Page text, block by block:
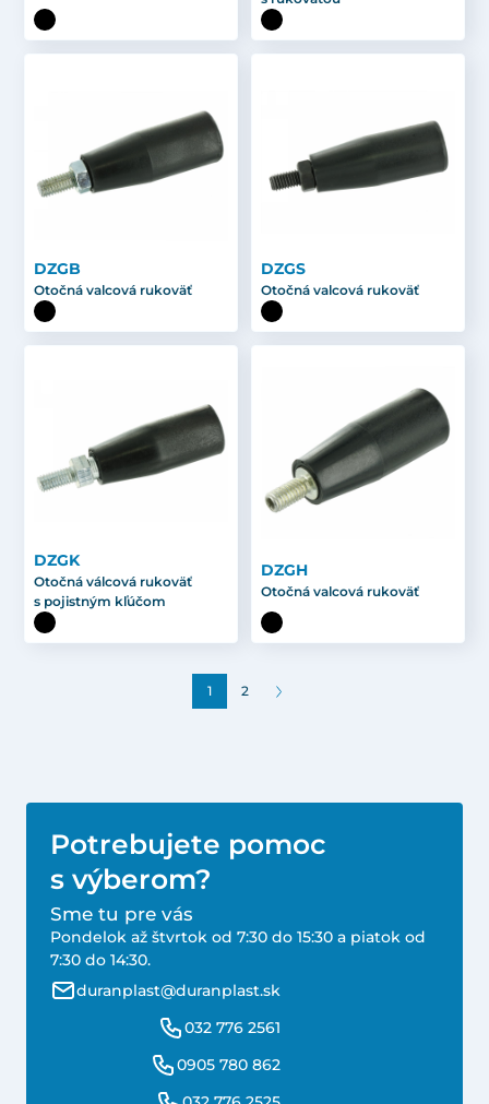
DZGB
Otočná valcová rukoväť
DZGS
Otočná valcová rukoväť
DZGK
Otočná válcová rukoväť
s pojistným kľúčom
DZGH
Otočná valcová rukoväť
1 2
Potrebujete pomoc
s výberom?
Sme tu pre vás
Pondelok až štvrtok od 7:30 do 15:30 a piatok od
7:30 do 14:30.
duranplast@duranplast.sk
032 776 2561
0905 780 862